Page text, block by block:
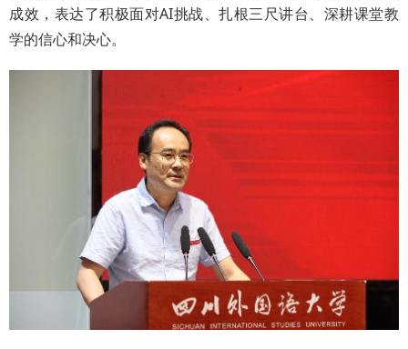
成效，表达了积极面对AI挑战、扎根三尺讲台、深耕课堂教
学的信心和决心。